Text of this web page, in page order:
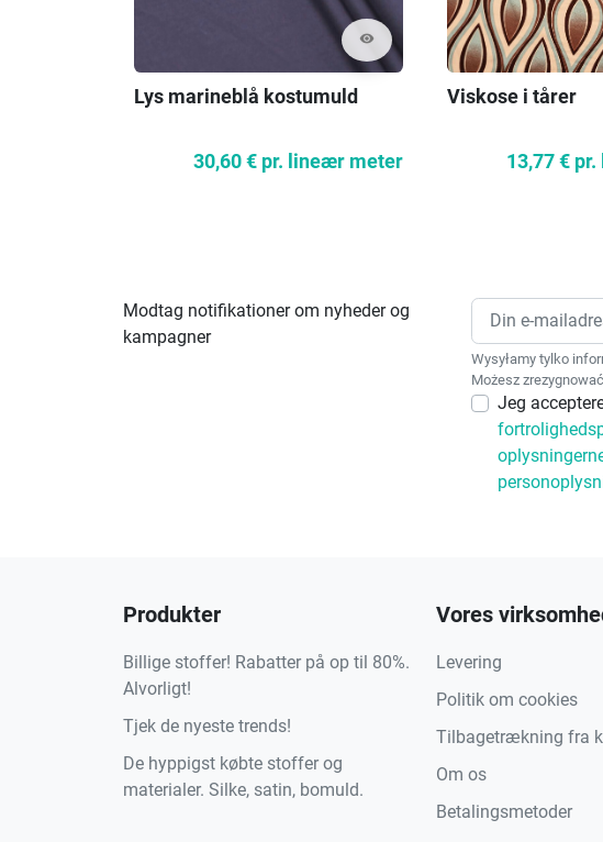
visibility
Lys marineblå kostumuld
30,60 € pr. lineær meter
Viskose i tårer
13,77 €
Modtag notifikationer om nyheder og
kampagner
Wysyłamy tylko
Możesz
Jeg
Produkter
Billige stoffer! Rabatter på op til 80%.
Alvorligt!
Tjek de nyeste trends!
De hyppigst købte stoffer og
materialer. Silke, satin, bomuld.
Vores
Levering
Politik om cookies
Tilbagetrækning fra
Om os
Betalingsmetoder